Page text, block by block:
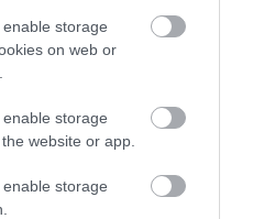
storage
on web or
storage
website or app.
storage
salátát és
kedves török
Vissza fog még
megkóstolom a többi
is.